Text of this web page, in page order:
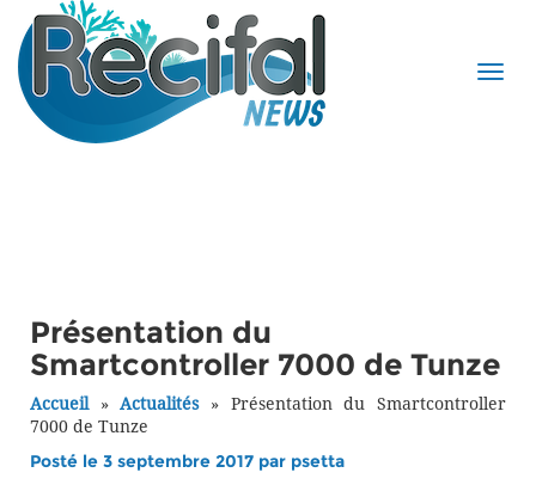
Présentation du
Smartcontroller 7000 de Tunze
Accueil»Actualités» Présentation du Smartcontroller
7000 de Tunze
Posté le 3 septembre 2017 par psetta